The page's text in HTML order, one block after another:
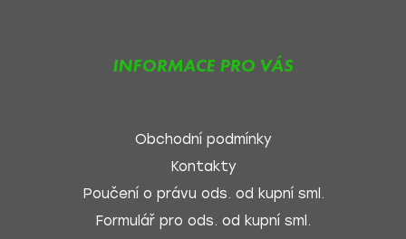
INFORMACE PRO VÁS
Obchodní podmínky
Kontakty
Poučení o právu ods. od kupní sml.
Formulář pro ods. od kupní sml.